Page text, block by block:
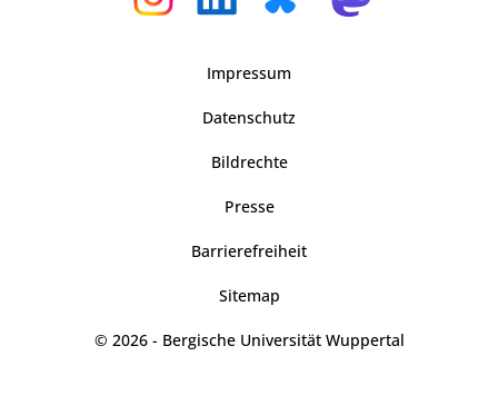
Impressum
Datenschutz
Bildrechte
Presse
Barrierefreiheit
Sitemap
© 2026 - Bergische Universität Wuppertal